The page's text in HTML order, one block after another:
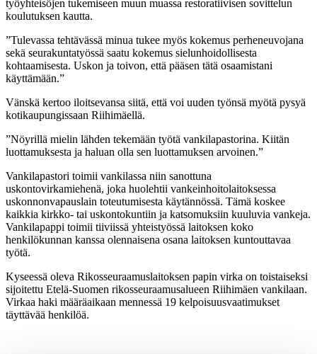
työyhteisöjen tukemiseen muun muassa restoratiivisen sovittelun
koulutuksen kautta.
”Tulevassa tehtävässä minua tukee myös kokemus perheneuvojana
sekä seurakuntatyössä saatu kokemus sielunhoidollisesta
kohtaamisesta. Uskon ja toivon, että pääsen tätä osaamistani
käyttämään.”
Vänskä kertoo iloitsevansa siitä, että voi uuden työnsä myötä pysyä
kotikaupungissaan Riihimäellä.
”Nöyrillä mielin lähden tekemään työtä vankilapastorina. Kiitän
luottamuksesta ja haluan olla sen luottamuksen arvoinen.”
Vankilapastori toimii vankilassa niin sanottuna
uskontovirkamiehenä, joka huolehtii vankeinhoitolaitoksessa
uskonnonvapauslain toteutumisesta käytännössä. Tämä koskee
kaikkia kirkko- tai uskontokuntiin ja katsomuksiin kuuluvia vankeja.
Vankilapappi toimii tiiviissä yhteistyössä laitoksen koko
henkilökunnan kanssa olennaisena osana laitoksen kuntouttavaa
työtä.
Kyseessä oleva Rikosseuraamuslaitoksen papin virka on toistaiseksi
sijoitettu Etelä-Suomen rikosseuraamusalueen Riihimäen vankilaan.
Virkaa haki määräaikaan mennessä 19 kelpoisuusvaatimukset
täyttävää henkilöä.